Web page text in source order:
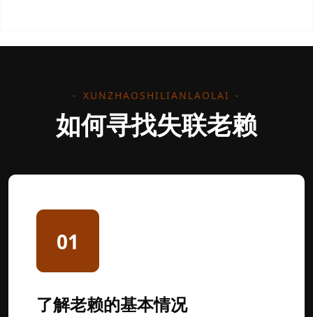
XUNZHAOSHILIANLAOLAI
如何寻找失联老赖
01
了解老赖的基本情况